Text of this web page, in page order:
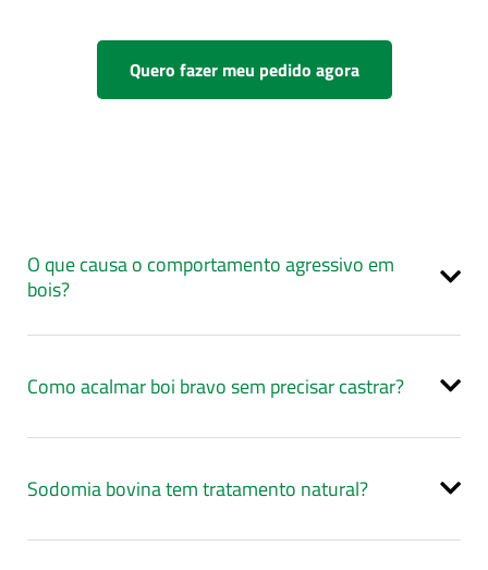
Quero fazer meu pedido agora
O que causa o comportamento agressivo em
bois?
Como acalmar boi bravo sem precisar castrar?
Sodomia bovina tem tratamento natural?